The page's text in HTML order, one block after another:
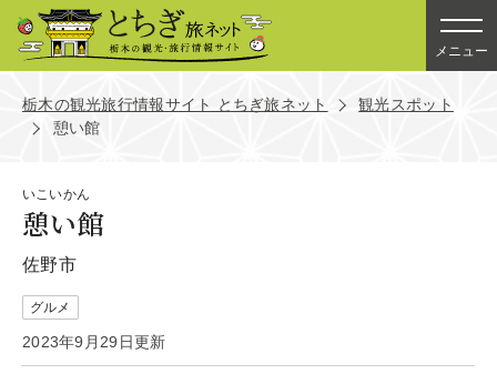
メニュー
栃木の観光旅行情報サイト とちぎ旅ネット
観光スポット
憩い館
いこいかん
憩い館
佐野市
グルメ
2023年9月29日更新